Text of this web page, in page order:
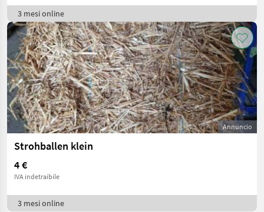
3 mesi online
Annuncio
Strohballen klein
4 €
IVA indetraibile
3 mesi online